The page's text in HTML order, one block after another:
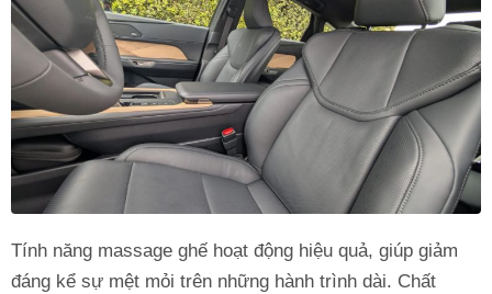
Tính năng massage ghế hoạt động hiệu quả, giúp giảm
đáng kể sự mệt mỏi trên những hành trình dài. Chất